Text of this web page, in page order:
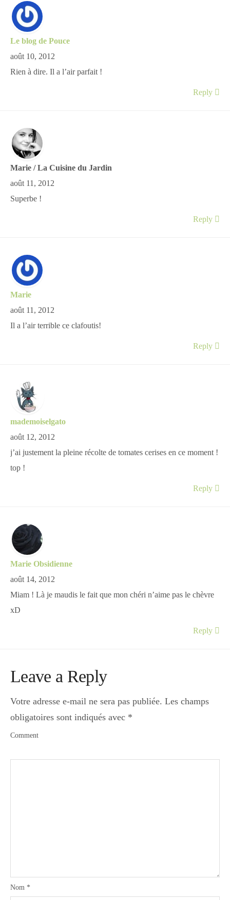
Le blog de Pouce
août 10, 2012
Rien à dire. Il a l’air parfait !
Reply
Marie / La Cuisine du Jardin
août 11, 2012
Superbe !
Reply
Marie
août 11, 2012
Il a l’air terrible ce clafoutis!
Reply
mademoiselgato
août 12, 2012
j’ai justement la pleine récolte de tomates cerises en ce moment !
top !
Reply
Marie Obsidienne
août 14, 2012
Miam ! Là je maudis le fait que mon chéri n’aime pas le chèvre
xD
Reply
Leave a Reply
Votre adresse e-mail ne sera pas publiée. Les champs
obligatoires sont indiqués avec *
Comment
Nom *